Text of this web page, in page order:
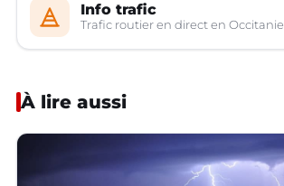
Info trafic
Trafic routier en direct en Occitanie
À lire aussi